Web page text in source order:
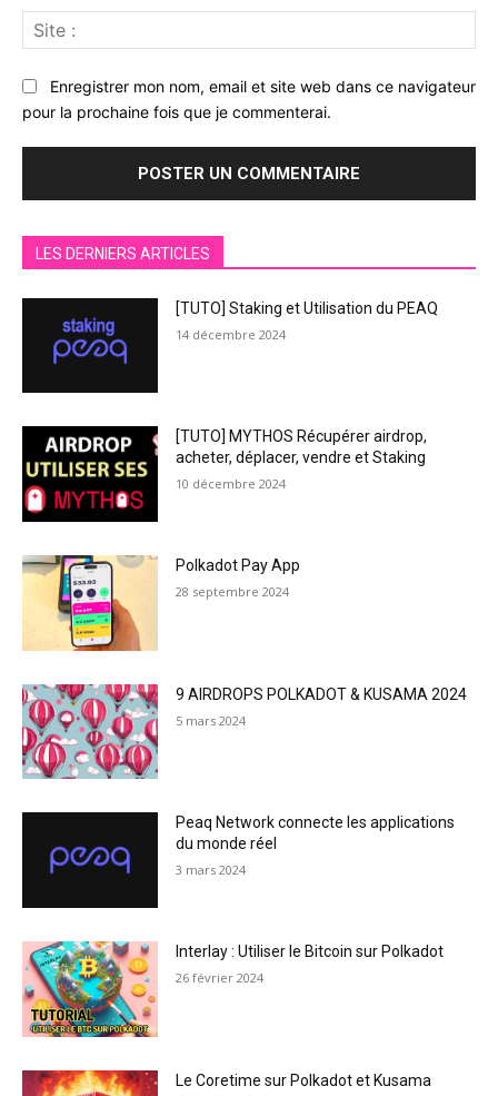
:
Enregistrer mon nom, email et site web dans ce navigateur
pour la prochaine fois que je commenterai.
LES DERNIERS ARTICLES
[TUTO] Staking et Utilisation du PEAQ
14 décembre 2024
[TUTO] MYTHOS Récupérer airdrop,
acheter, déplacer, vendre et Staking
10 décembre 2024
Polkadot Pay App
28 septembre 2024
9 AIRDROPS POLKADOT & KUSAMA 2024
5 mars 2024
Peaq Network connecte les applications
du monde réel
3 mars 2024
Interlay : Utiliser le Bitcoin sur Polkadot
26 février 2024
Le Coretime sur Polkadot et Kusama